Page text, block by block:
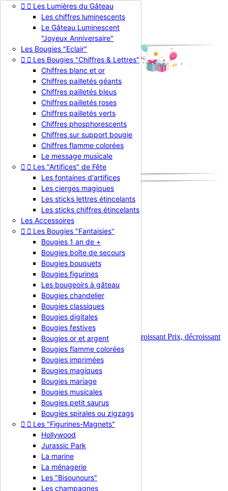
Contactez-nous
Connexion
shopping_cart Panier (0)

La Bougie d'Anniversaire
Produits
  Les Lumières du Gâteau
Les chiffres luminescents
Le Gâteau Luminescent
"Joyeux Anniversaire"
Les Bougies "Eclair"
  Les Bougies "Chiffres & Lettres"
Chiffres blanc et or
Chiffres pailletés géants
Chiffres pailletés bleus
Chiffres pailletés roses
Chiffres pailletés verts
Chiffres phosphorescents
Chiffres sur support bougie
Chiffres flamme colorées
Le message musicale
  Les "Artifices" de Fête
Les fontaines d'artifices
Les cierges magiques
Les sticks lettres étincelants
Les sticks chiffres étincelants
Les Accessoires
  Les Bougies "Fantaisies"
Bougies 1 an de +
Bougies boîte de secours
Bougies bouquets
Bougies figurines
Les bougeoirs à gâteau
Bougies chandelier
Bougies classiques
Bougies digitales
Bougies festives
Bougies or et argent
Bougies flamme colorées
Bougies imprimées
Bougies magiques
Bougies mariage
Bougies musicales
Bougies petit saurus
Bougies spirales ou zigzags
  Les "Figurines-Magnets"
Hollywood
Jurassic Park
La marine
La ménagerie
Les "Bisounours"
Les champagnes
Nouveautés
Promotions
Professionnels
Accueil
Produits
Les Bougies "Fantaisies"
Bougies chandelier
Bougies chandelier
Il y a 1 produit.
Trier par :
Pertinence

Pertinence
Nom, A à ZNom, Z à A Prix, croissant Prix, décroissant
Affichage 1-1 de 1 article(s)